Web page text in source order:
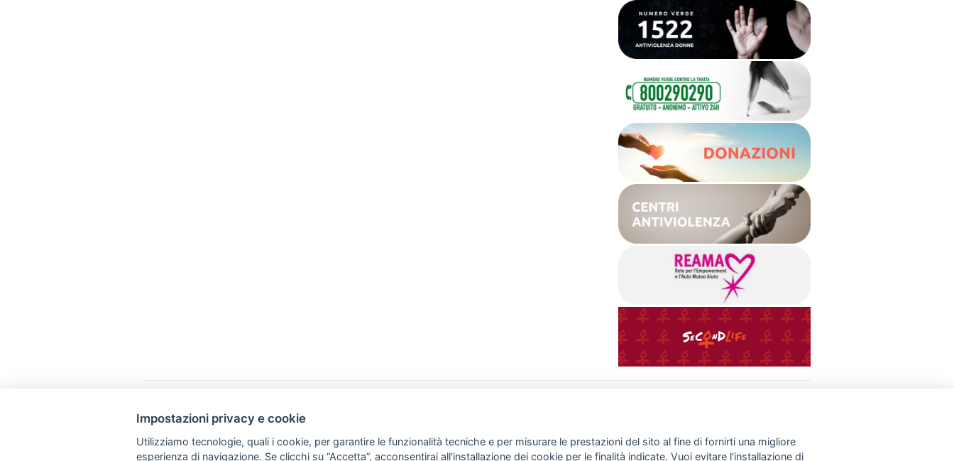
Via Napoli, 308 - 70123 Bari
+39 080 57 41 461
Report annuale
Staff
Rassegna stampa
Gallery
Link
Contatti
Impostazioni privacy e cookie
Utilizziamo tecnologie, quali i cookie, per garantire le funzionalità tecniche e per misurare le prestazioni del sito al fine di fornirti una migliore
esperienza di navigazione. Se clicchi su “Accetta”, acconsentirai all'installazione dei cookie per le finalità indicate. Vuoi evitare l'installazione di